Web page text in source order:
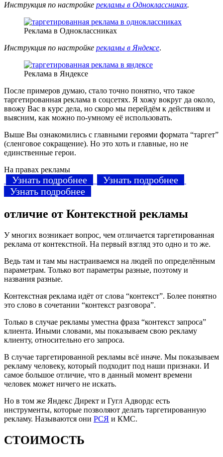
Инструкция по настройке рекламы в Одноклассниках.
Реклама в Одноклассниках
Инструкция по настройке рекламы в Яндексе.
Реклама в Яндексе
После примеров думаю, стало точно понятно, что такое
таргетированная реклама в соцсетях. Я хожу вокруг да около,
ввожу Вас в курс дела, но скоро мы перейдём к действиям и
выясним, как можно по-умному её использовать.
Выше Вы ознакомились с главными героями формата “таргет”
(сленговое сокращение). Но это хоть и главные, но не
единственные герои.
На правах рекламы
Узнать подробнее
Узнать подробнее
Узнать подробнее
отличие от Контекстной рекламы
У многих возникает вопрос, чем отличается таргетированная
реклама от контекстной. На первый взгляд это одно и то же.
Ведь там и там мы настраиваемся на людей по определённым
параметрам. Только вот параметры разные, поэтому и
названия разные.
Контекстная реклама идёт от слова “контекст”. Более понятно
это слово в сочетании “контекст разговора”.
Только в случае рекламы уместна фраза “контекст запроса”
клиента. Иными словами, мы показываем свою рекламу
клиенту, относительно его запроса.
В случае таргетированной рекламы всё иначе. Мы показываем
рекламу человеку, который подходит под наши признаки. И
самое большое отличие, что в данный момент времени
человек может ничего не искать.
Но в том же Яндекс Директ и Гугл Адвордс есть
инструменты, которые позволяют делать таргетированную
рекламу. Называются они РСЯ и КМС.
СТОИМОСТЬ